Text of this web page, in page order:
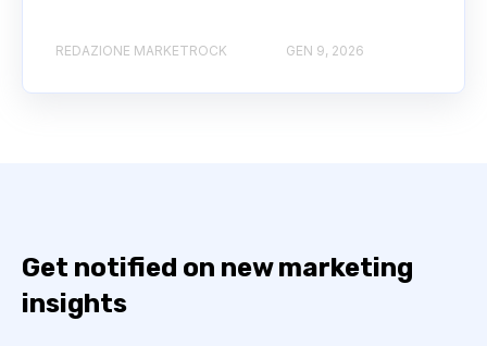
REDAZIONE MARKETROCK GEN 9, 2026
Get notified on new marketing
insights